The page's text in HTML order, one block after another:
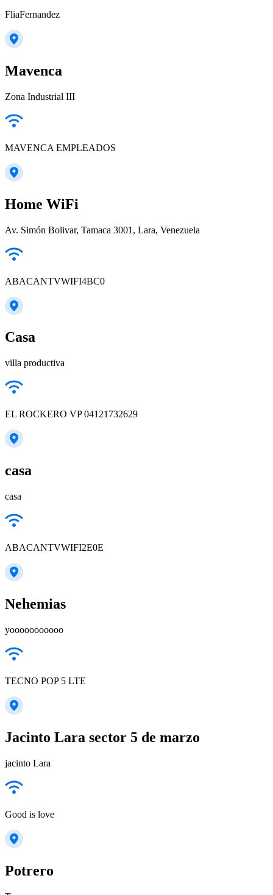
FliaFernandez
Mavenca
Zona Industrial III
MAVENCA EMPLEADOS
Home WiFi
Av. Simón Bolivar, Tamaca 3001, Lara, Venezuela
ABACANTVWIFI4BC0
Casa
villa productiva
EL ROCKERO VP 04121732629
casa
casa
ABACANTVWIFI2E0E
Nehemias
yooooooooooo
TECNO POP 5 LTE
Jacinto Lara sector 5 de marzo
jacinto Lara
Good is love
Potrero